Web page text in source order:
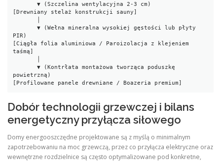
       ▼ (Szczelina wentylacyjna 2-3 cm)
[Drewniany stelaż konstrukcji sauny]
       ▼ (Wełna mineralna wysokiej gęstości lub płyty
PIR)
[Ciągła folia aluminiowa / Paroizolacja z klejeniem
taśmą]
       ▼ (Kontrłata montażowa tworząca poduszkę
powietrzną)
Dobór technologii grzewczej i bilans
energetyczny przyłącza siłowego
Domy energooszczędne projektowane są z myślą o minimalnym
zapotrzebowaniu na moc grzewczą, przez co przyłącza elektryczne oraz
wewnętrzne rozdzielnice są często optymalizowane pod konkretne,